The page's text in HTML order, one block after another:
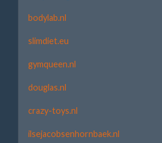
bodylab.nl
slimdiet.eu
gymqueen.nl
douglas.nl
crazy-toys.nl
ilsejacobsenhornbaek.nl